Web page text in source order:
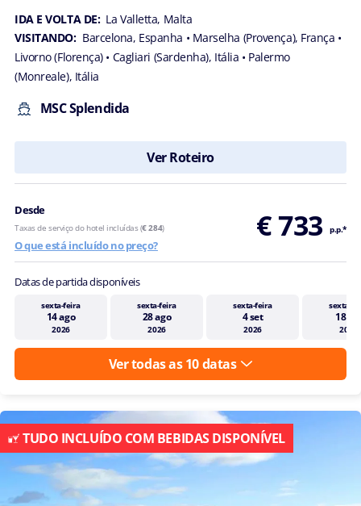
IDA E VOLTA DE: La Valletta, Malta
VISITANDO: Barcelona, Espanha • Marselha (Provença), França •
Livorno (Florença) • Cagliari (Sardenha), Itália • Palermo
(Monreale), Itália
MSC Splendida
Ver Roteiro
Desde € 733 p.p.*
Taxas de serviço do hotel incluídas (€ 284)
O que está incluído no preço?
Datas de partida disponíveis
sexta-feira
14 ago
2026
sexta-feira
28 ago
2026
sexta-feira
4 set
2026
sexta-
18 set
2026
Ver todas as 10 datas
TUDO INCLUÍDO COM BEBIDAS DISPONÍVEL